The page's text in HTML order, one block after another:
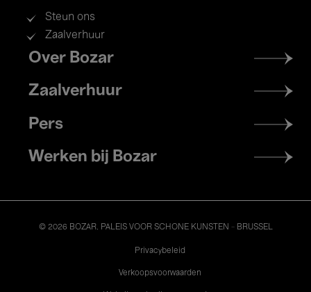
Steun ons
Zaalverhuur
Footer
menu
Over Bozar
Zaalverhuur
Pers
Werken bij Bozar
© 2026 BOZAR. PALEIS VOOR SCHONE KUNSTEN - BRUSSEL
Privacybeleid
Verkoopsvoorwaarden